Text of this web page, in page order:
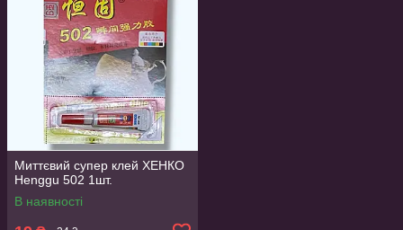
Миттєвий супер клей ХЕНКО
Henggu 502 1шт.
В наявності